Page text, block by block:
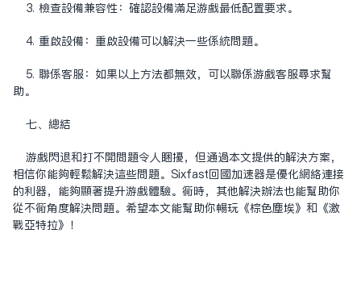
3. 检查设备兼容性：确认设备满足游戏最低配置要求。
4. 重启设备：重启设备可以解决一些系统问题。
5. 联系客服：如果以上方法都无效，可以联系游戏客服寻求帮
助。
七、总结
游戏闪退和打不开问题令人困扰，但通过本文提供的解决方案，
相信你能够轻松解决这些问题。Sixfast回国加速器是优化网络连接
的利器，能够显著提升游戏体验。同时，其他解决办法也能帮助你
从不同角度解决问题。希望本文能帮助你畅玩《棕色尘埃》和《激
战亚特拉》！